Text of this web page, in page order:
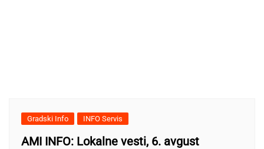
Gradski Info INFO Servis
AMI INFO: Lokalne vesti, 6. avgust